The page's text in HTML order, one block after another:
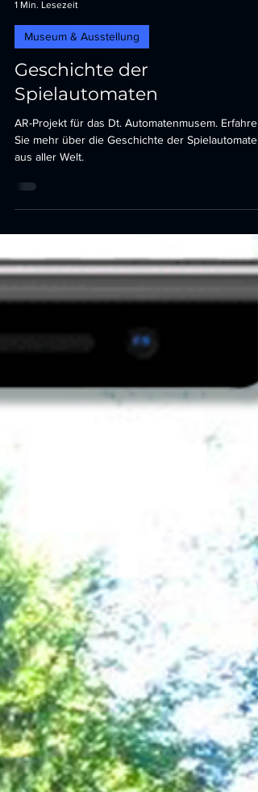
1 Min. Lesezeit
Museum & Ausstellung
Geschichte der
Spielautomaten
AR-Projekt für das Dt. Automatenmusem. Erfahren
aus aller Welt.